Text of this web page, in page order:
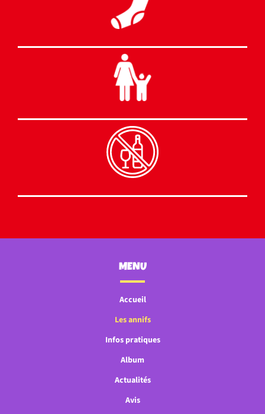
MENU
Accueil
Les annifs
Infos pratiques
Album
Actualités
Avis